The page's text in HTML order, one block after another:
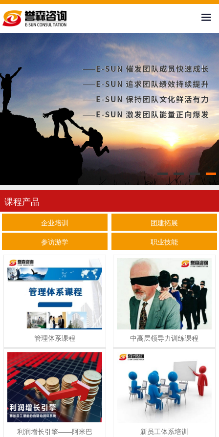
新闻中心
课程产品
案例展示
人才招聘
联系我们
课程产品
企业培训
团建拓展
参访游学
职业技能
管理体系课程 中高层领导力训练课程
利润增长引擎——阿米巴 新员工体系培训